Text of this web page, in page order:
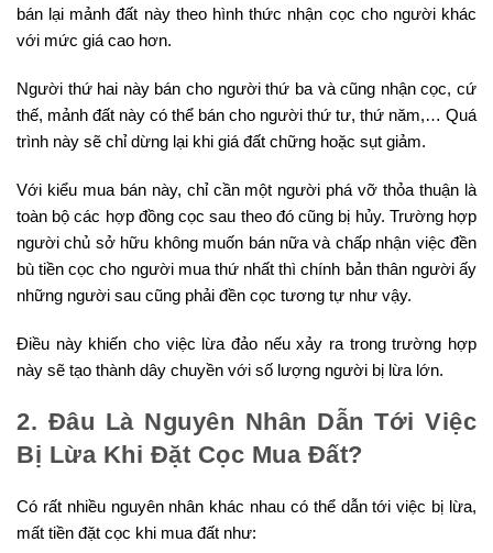
bán lại mảnh đất này theo hình thức nhận cọc cho người khác
với mức giá cao hơn.
Người thứ hai này bán cho người thứ ba và cũng nhận cọc, cứ
thế, mảnh đất này có thể bán cho người thứ tư, thứ năm,… Quá
trình này sẽ chỉ dừng lại khi giá đất chững hoặc sụt giảm.
Với kiểu mua bán này, chỉ cần một người phá vỡ thỏa thuận là
toàn bộ các hợp đồng cọc sau theo đó cũng bị hủy. Trường hợp
người chủ sở hữu không muốn bán nữa và chấp nhận việc đền
bù tiền cọc cho người mua thứ nhất thì chính bản thân người ấy
những người sau cũng phải đền cọc tương tự như vậy.
Điều này khiến cho việc lừa đảo nếu xảy ra trong trường hợp
này sẽ tạo thành dây chuyền với số lượng người bị lừa lớn.
2. Đâu Là Nguyên Nhân Dẫn Tới Việc
Bị Lừa Khi Đặt Cọc Mua Đất?
Có rất nhiều nguyên nhân khác nhau có thể dẫn tới việc bị lừa,
mất tiền đặt cọc khi mua đất như: